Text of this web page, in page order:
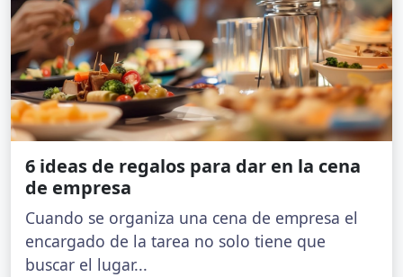
6 ideas de regalos para dar en la cena
de empresa
Cuando se organiza una cena de empresa el
encargado de la tarea no solo tiene que
buscar el lugar...